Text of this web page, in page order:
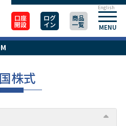
口座
開設
ログ
イン
商品
一覧 MENU
English
株式